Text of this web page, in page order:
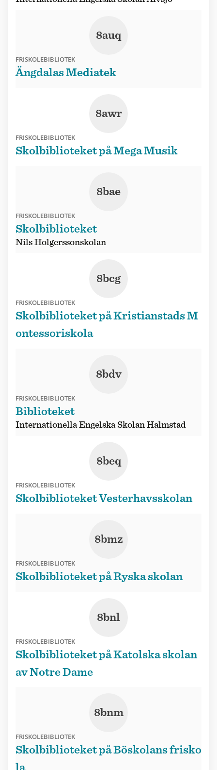
8auq
FRISKOLEBIBLIOTEK
Ängdalas Mediatek
8awr
FRISKOLEBIBLIOTEK
Skolbiblioteket på Mega Musik
8bae
FRISKOLEBIBLIOTEK
Skolbiblioteket
Nils Holgerssonskolan
8bcg
FRISKOLEBIBLIOTEK
Skolbiblioteket på Kristianstads M
ontessoriskola
8bdv
FRISKOLEBIBLIOTEK
Biblioteket
Internationella Engelska Skolan Halmstad
8beq
FRISKOLEBIBLIOTEK
Skolbiblioteket Vesterhavsskolan
8bmz
FRISKOLEBIBLIOTEK
Skolbiblioteket på Ryska skolan
8bnl
FRISKOLEBIBLIOTEK
Skolbiblioteket på Katolska skolan
av Notre Dame
8bnm
FRISKOLEBIBLIOTEK
Skolbiblioteket på Böskolans frisko
la